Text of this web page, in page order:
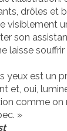
drôles et
visiblement
son
laisse
yeux est un
et, oui,
comme on
»